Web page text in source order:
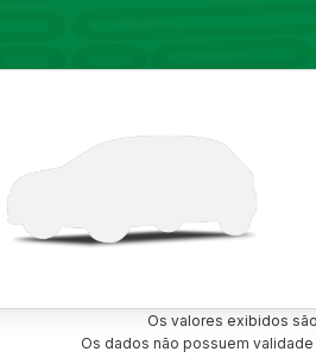
Os valores exibidos
Os dados não possuem